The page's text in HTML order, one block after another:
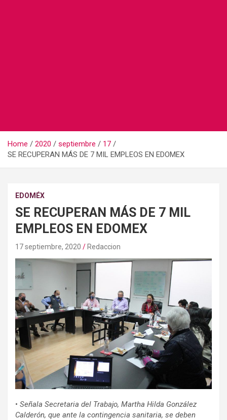
Home 2020 septiembre
17
SE RECUPERAN MÁS DE 7 MIL EMPLEOS EN EDOMEX
EDOMÉX
SE RECUPERAN MÁS DE 7 MIL
EMPLEOS EN EDOMEX
17 septiembre, 2020 Redaccion
• Señala Secretaria del Trabajo, Martha Hilda González
Calderón, que ante la contingencia sanitaria, se deben